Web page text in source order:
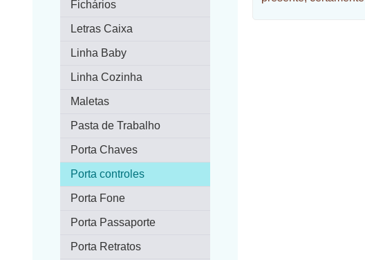
Fichários
Letras Caixa
Linha Baby
Linha Cozinha
Maletas
Pasta de Trabalho
Porta Chaves
Porta controles
Porta Fone
Porta Passaporte
Porta Retratos